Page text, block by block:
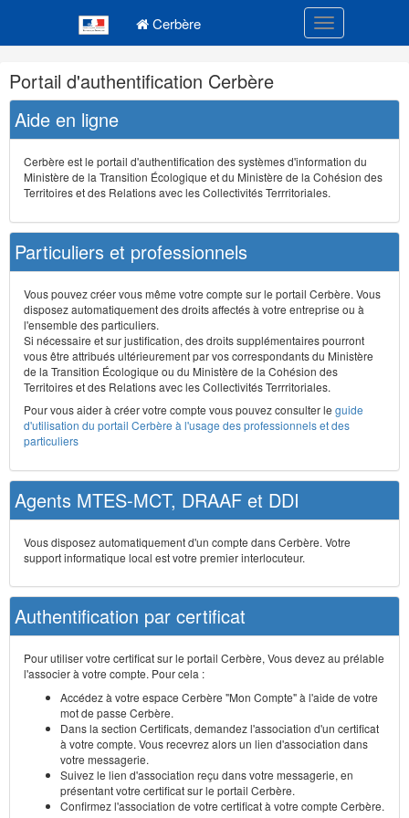
Cerbère Toggle
Navigation
et
outils
annexes
Portail d'authentification Cerbère
Aide en ligne
Cerbère est le portail d'authentification des systèmes d'information du
Ministère de la Transition Écologique et du Ministère de la Cohésion des
Territoires et des Relations avec les Collectivités Terrritoriales.
Particuliers et professionnels
Vous pouvez créer vous même votre compte sur le portail Cerbère. Vous
disposez automatiquement des droits affectés à votre entreprise ou à
l'ensemble des particuliers.
Si nécessaire et sur justification, des droits supplémentaires pourront
vous être attribués ultérieurement par vos correspondants du Ministère
de la Transition Écologique ou du Ministère de la Cohésion des
Territoires et des Relations avec les Collectivités Terrritoriales.
Pour vous aider à créer votre compte vous pouvez consulter le guide
d'utilisation du portail Cerbère à l'usage des professionnels et des
particuliers
Agents MTES-MCT, DRAAF et DDI
Vous disposez automatiquement d'un compte dans Cerbère. Votre
support informatique local est votre premier interlocuteur.
Authentification par certificat
Pour utiliser votre certificat sur le portail Cerbère, Vous devez au prélable
l'associer à votre compte. Pour cela :
Accédez à votre espace Cerbère "Mon Compte" à l'aide de votre
mot de passe Cerbère.
Dans la section Certificats, demandez l'association d'un certificat
à votre compte. Vous recevrez alors un lien d'association dans
votre messagerie.
Suivez le lien d'association reçu dans votre messagerie, en
présentant votre certificat sur le portail Cerbère.
Confirmez l'association de votre certificat à votre compte Cerbère.